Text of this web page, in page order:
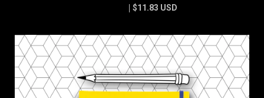
$11.83 USD